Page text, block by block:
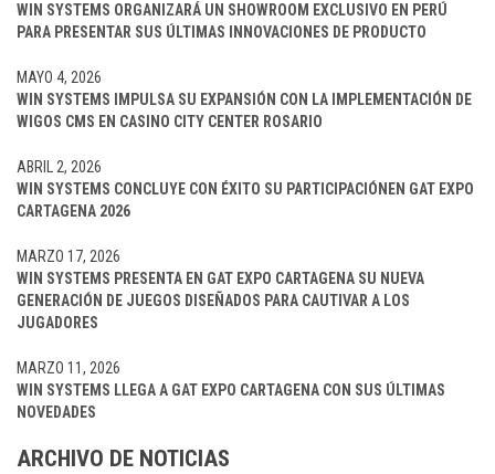
WIN SYSTEMS ORGANIZARÁ UN SHOWROOM EXCLUSIVO EN PERÚ
PARA PRESENTAR SUS ÚLTIMAS INNOVACIONES DE PRODUCTO
WIN SYSTEMS IMPULSA SU EXPANSIÓN CON LA IMPLEMENTACIÓN DE
WIGOS CMS EN CASINO CITY CENTER ROSARIO
MAYO 4, 2026
WIN SYSTEMS CONCLUYE CON ÉXITO SU PARTICIPACIÓNEN GAT EXPO
CARTAGENA 2026
ABRIL 2, 2026
WIN SYSTEMS PRESENTA EN GAT EXPO CARTAGENA SU NUEVA
GENERACIÓN DE JUEGOS DISEÑADOS PARA CAUTIVAR A LOS
JUGADORES
MARZO 17, 2026
WIN SYSTEMS LLEGA A GAT EXPO CARTAGENA CON SUS ÚLTIMAS
NOVEDADES
MARZO 11, 2026
ARCHIVO DE NOTICIAS